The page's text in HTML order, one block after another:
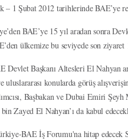
– 1 Şubat 2012 tarihlerinde BAE’ye
BAE’ye 15 yıl aradan sonra
ülkemize bu seviyede son
Devlet Başkanı Altesleri El Nahyan
konularda görüş
Başbakan ve Dubai Emiri
Zayed El Nahyan’ı da kabul
BAE İş Forumu'na hitap edecek